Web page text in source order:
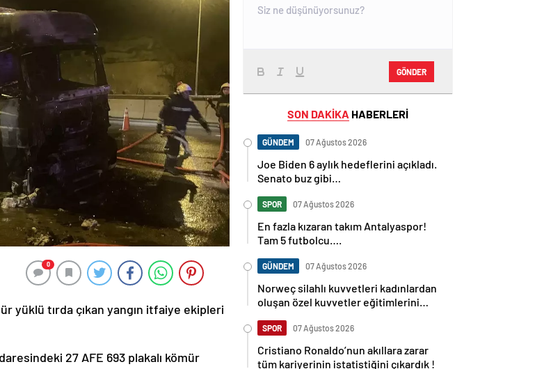
0
yüklü tırda çıkan yangın itfaiye ekipleri
27 AFE 693 plakalı kömür
GÖNDER
SON DAKİKA HABERLERİ
GÜNDEM 07 Ağustos 2026
Joe Biden 6 aylık hedeflerini açıkladı.
Senato buz gibi…
SPOR 07 Ağustos 2026
En fazla kızaran takım Antalyaspor!
Tam 5 futbolcu….
GÜNDEM 07 Ağustos 2026
Norweç silahlı kuvvetleri kadınlardan
oluşan özel kuvvetler eğitimlerini
SPOR 07 Ağustos 2026
Cristiano Ronaldo’nun akıllara zarar
tüm kariyerinin istatistiğini çıkardık !